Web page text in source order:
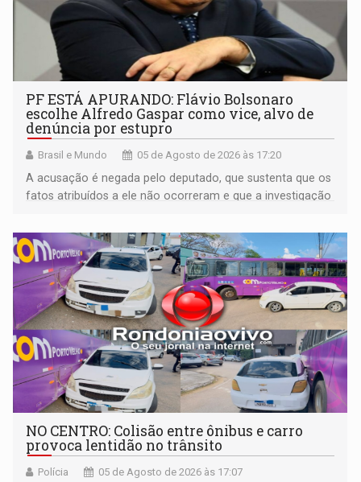
PF ESTÁ APURANDO: Flávio Bolsonaro
escolhe Alfredo Gaspar como vice, alvo de
denúncia por estupro
Brasil e Mundo 05 de Agosto de 2026 às 17:20
A acusação é negada pelo deputado, que sustenta que os
fatos atribuídos a ele não ocorreram e que a investigação
NO CENTRO: Colisão entre ônibus e carro
provoca lentidão no trânsito
Polícia 05 de Agosto de 2026 às 17:07